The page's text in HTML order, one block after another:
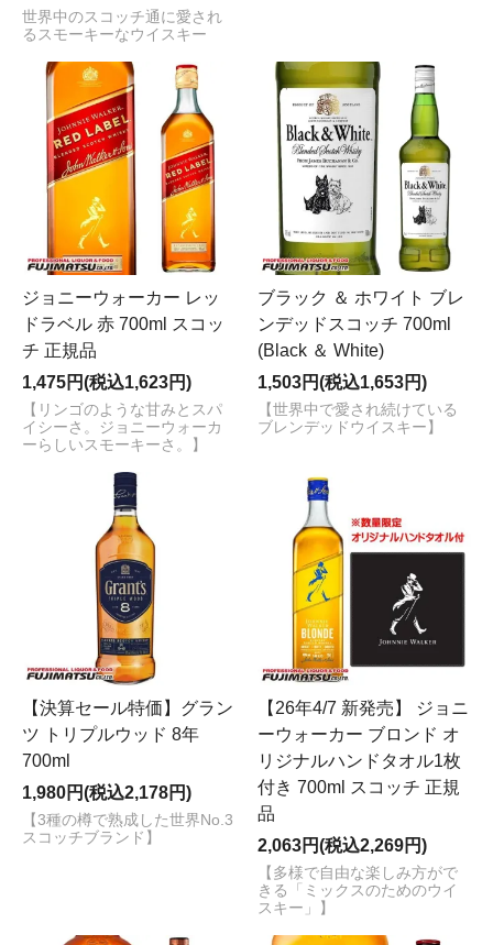
世界中のスコッチ通に愛され
るスモーキーなウイスキー
ジョニーウォーカー レッ
ドラベル 赤 700ml スコッ
チ 正規品
1,475円(税込1,623円)
【リンゴのような甘みとスパ
イシーさ。ジョニーウォーカ
ーらしいスモーキーさ。】
ブラック ＆ ホワイト ブレ
ンデッドスコッチ 700ml
(Black ＆ White)
1,503円(税込1,653円)
【世界中で愛され続けている
ブレンデッドウイスキー】
【決算セール特価】グラン
ツ トリプルウッド 8年
700ml
1,980円(税込2,178円)
【3種の樽で熟成した世界No.3
スコッチブランド】
【26年4/7 新発売】 ジョニ
ーウォーカー ブロンド オ
リジナルハンドタオル1枚
付き 700ml スコッチ 正規
品
2,063円(税込2,269円)
【多様で自由な楽しみ方がで
きる「ミックスのためのウイ
スキー」】